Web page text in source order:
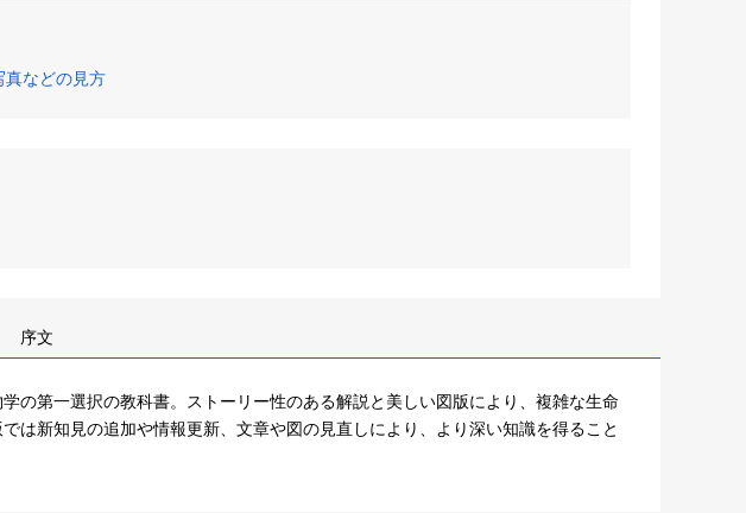
真などの見方
序文
の第一選択の教科書。ストーリー性のある解説と美しい図版により、複雑な生命
は新知見の追加や情報更新、文章や図の見直しにより、より深い知識を得ること